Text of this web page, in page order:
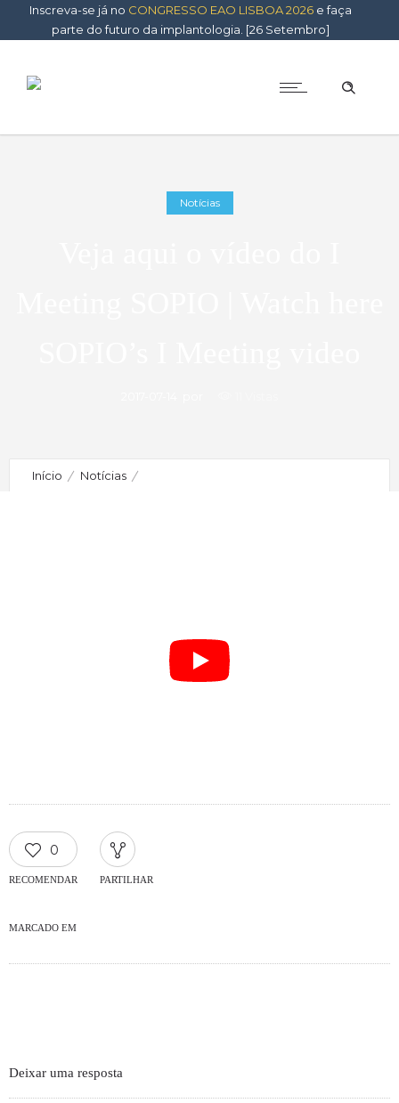
Inscreva-se já no CONGRESSO EAO LISBOA 2026 e faça
parte do futuro da implantologia. [26 Setembro]
Notícias
Início Notícias
0
RECOMENDAR PARTILHAR
MARCADO EM
Deixar uma resposta